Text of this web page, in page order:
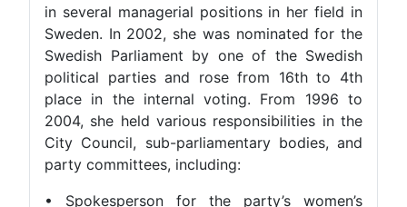
in several managerial positions in her field in
Sweden. In 2002, she was nominated for the
Swedish Parliament by one of the Swedish
political parties and rose from 16th to 4th
place in the internal voting. From 1996 to
2004, she held various responsibilities in the
City Council, sub-parliamentary bodies, and
party committees, including:
• Spokesperson for the party’s women’s